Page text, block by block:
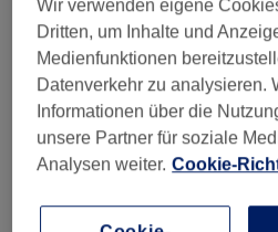
feuchtigkeitsspendende
Wir verwenden eigene
Dritten, um Inhalte und
Medienfunktionen
Datenverkehr zu analysieren.
Informationen über die
unsere Partner für soziale
Analysen weiter. Cookie-